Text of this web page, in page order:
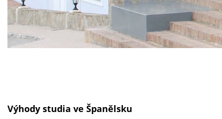
Výhody studia ve Španělsku